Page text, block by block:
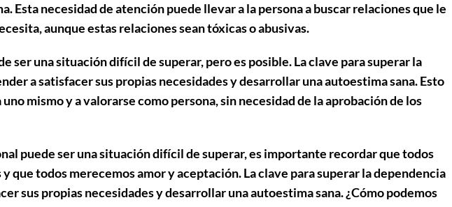
Esta necesidad de atención puede llevar a la persona abuscar relaciones que le
, aunque estas relaciones sean tóxicas o abusivas.
ser una situación difícil de superar, pero es posible. La clave para superar la
a satisfacer sus propias necesidadesydesarrollar una autoestima sana. Esto
uno mismoy avalorarse como persona, sin necesidad de la aprobación de los
puede ser una situación difícil de superar, es importante recordar quetodos
y quetodos merecemos amor y aceptación. La clave para superar la dependencia
sus propias necesidades y desarrollar una autoestima sana. ¿Cómo podemos